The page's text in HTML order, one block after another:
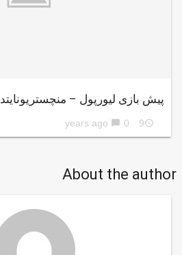
پیش بازی لیورپول – منچستریونایتد
access_time
9 years ago
chat_bubble 0
About the author